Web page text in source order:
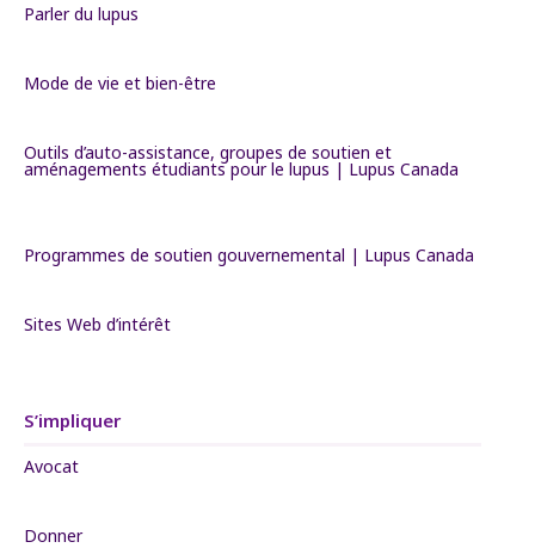
Parler du lupus
Mode de vie et bien-être
Outils d’auto-assistance, groupes de soutien et
aménagements étudiants pour le lupus | Lupus Canada
Programmes de soutien gouvernemental | Lupus Canada
Sites Web d’intérêt
S’impliquer
Avocat
Donner